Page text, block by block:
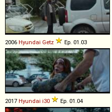
2006 Hyundai Getz Ep. 01.03
2017 Hyundai i30 Ep. 01.04